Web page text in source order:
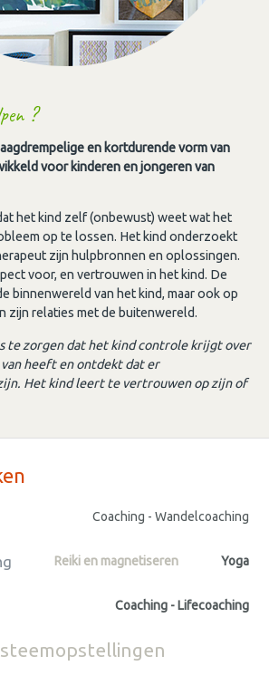
?
en kortdurende vorm van
voor kinderen en jongeren van
het kind zelf (onbewust) weet wat het
op te lossen. Het kind onderzoekt
zijn hulpbronnen en oplossingen.
voor, en vertrouwen in het kind. De
binnenwereld van het kind, maar ook op
zijn relaties met de buitenwereld.
te zorgen dat het kind controle krijgt over
heeft en ontdekt dat er
Het kind leert te vertrouwen op zijn of
Coaching - Wandelcoaching
Reiki en magnetiseren Yoga
Coaching - Lifecoaching